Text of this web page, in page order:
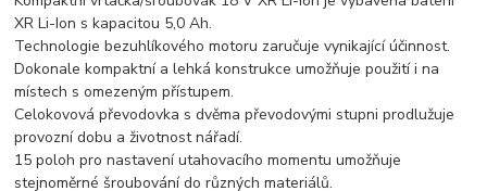
XR Li-Ion s kapacitou 5,0 Ah.
Technologie bezuhlíkového motoru zaručuje vynikající účinnost.
Dokonale kompaktní a lehká konstrukce umožňuje použití i na
místech s omezeným přístupem.
Celokovová převodovka s dvěma převodovými stupni prodlužuje
provozní dobu a životnost nářadí.
15 poloh pro nastavení utahovacího momentu umožňuje
stejnoměrné šroubování do různých materiálů.